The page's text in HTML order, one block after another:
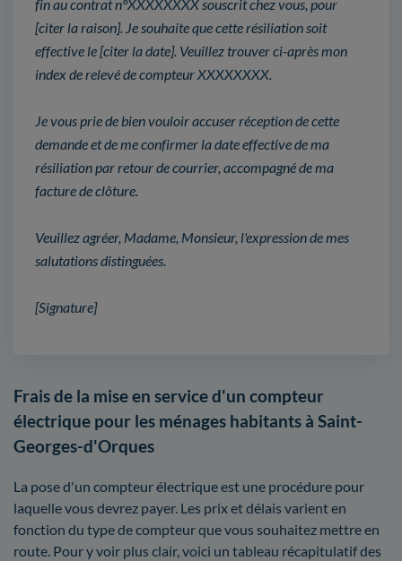
fin au contrat n°XXXXXXXX souscrit chez vous, pour
[citer la raison]. Je souhaite que cette résiliation soit
effective le [citer la date]. Veuillez trouver ci-après mon
index de relevé de compteur XXXXXXXX.
Je vous prie de bien vouloir accuser réception de cette
demande et de me confirmer la date effective de ma
résiliation par retour de courrier, accompagné de ma
facture de clôture.
Veuillez agréer, Madame, Monsieur, l'expression de mes
salutations distinguées.
[Signature]
Frais de la mise en service d'un compteur
électrique pour les ménages habitants à Saint-
Georges-d'Orques
La pose d'un compteur électrique est une procédure pour
laquelle vous devrez payer. Les prix et délais varient en
fonction du type de compteur que vous souhaitez mettre en
route. Pour y voir plus clair, voici un tableau récapitulatif des